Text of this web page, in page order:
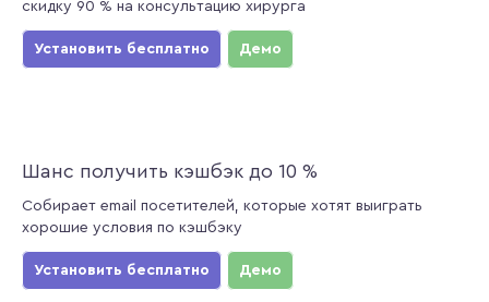
скидку 90 % на консультацию хирурга
Установить бесплатно Демо
Шанс получить кэшбэк до 10 %
Собирает email посетителей, которые хотят выиграть
хорошие условия по кэшбэку
Установить бесплатно Демо